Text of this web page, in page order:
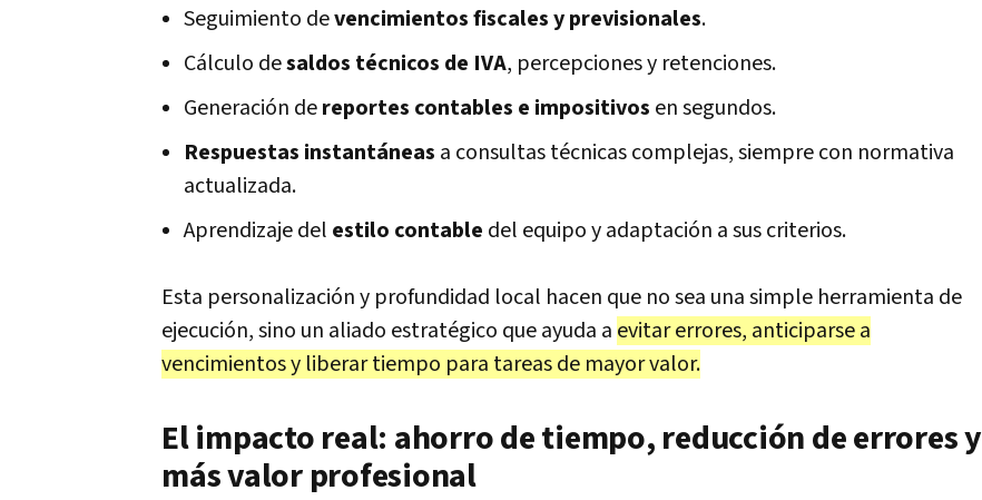
Seguimiento devencimientos fiscales y previsionales.
Cálculo desaldos técnicos de IVA, percepciones y retenciones.
Generación dereportes contables e impositivos en segundos.
Respuestas instantáneas a consultas técnicas complejas, siempre con normativa
actualizada.
Aprendizaje del estilo contable del equipo y adaptación a sus criterios.
Esta personalización y profundidad local hacen que no sea una simple herramienta de
ejecución, sino un aliado estratégico que ayuda a evitar errores, anticiparse a
vencimientos y liberar tiempo para tareas de mayor valor.
El impacto real: ahorro de tiempo, reducción de errores y
más valor profesional